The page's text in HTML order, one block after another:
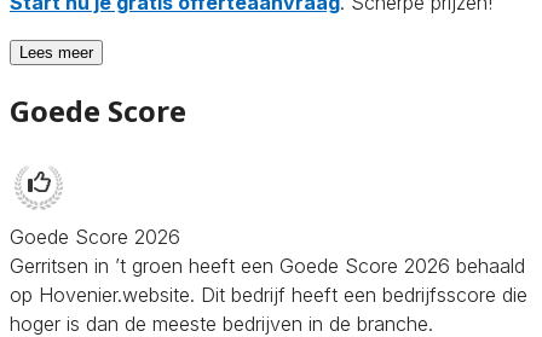
Lees meer
Goede Score
Goede Score 2026
Gerritsen in ’t groen heeft een Goede Score 2026 behaald
op Hovenier.website. Dit bedrijf heeft een bedrijfsscore die
hoger is dan de meeste bedrijven in de branche.